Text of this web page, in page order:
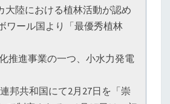
大陸における植林活動が認め
ワール国より「最優秀植林
推進事業の一つ、小水力発電
邦共和国にて2月27日を「崇